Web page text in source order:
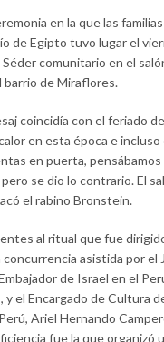
en la que las
de Egipto tuvo lugar el
comunitario en el
barrio de Miraflores.
coincidía con el feriado
en esta época e
en puerta, pensábamos
se dio lo contrario. El
el rabino Bronstein.
al ritual que fue
asistida por el
de Israel en el
y el Encargado de Cultura
Ariel Hernando
fue la que organizó